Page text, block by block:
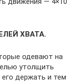
ХВАТА.
одевают на
утолщить
держать и тем